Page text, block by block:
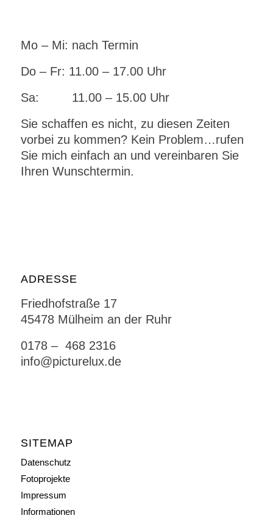
Mo – Mi: nach Termin
Do – Fr: 11.00 – 17.00 Uhr
Sa: 11.00 – 15.00 Uhr
Sie schaffen es nicht, zu diesen Zeiten
vorbei zu kommen? Kein Problem…rufen
Sie mich einfach an und vereinbaren Sie
Ihren Wunschtermin.
ADRESSE
Friedhofstraße 17
45478 Mülheim an der Ruhr
0178 – 468 2316
info@picturelux.de
SITEMAP
Datenschutz
Fotoprojekte
Impressum
Informationen